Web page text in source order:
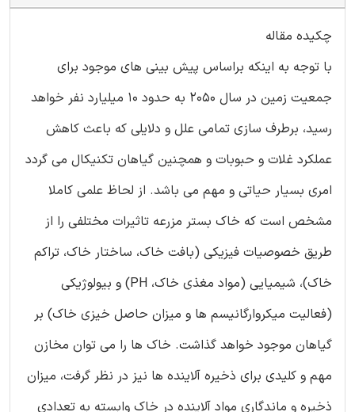
چکیده مقاله
با توجه به اینکه براساس پیش بینی های موجود برای
جمعیت زمین در سال 2050 به حدود 10 میلیارد نفر خواهد
رسید، برطرف سازی تمامی علل و دلایلی که باعث کاهش
عملکرد غلات و حبوبات و همچنین گیاهان تکنیکال می گردد
امری بسیار حیاتی و مهم می باشد. از لحاظ علمی کاملا
مشخص است که خاک بستر مزرعه تاثیرات مختلفی را از
طریق خصوصیات فیزیکی (بافت خاک، ساختار خاک، تراکم
خاک)، شیمیایی (مواد مغذی خاک، PH) و بیولوژیکی
(فعالیت میکروارگانیسم ها و میزان حاصل خیزی خاک) بر
گیاهان موجود خواهد گذاشت. خاک ها را می توان مخازن
مهم و کلیدی برای ذخیره آلاینده ها نیز در نظر گرفت، میزان
ذخیره و ماندگاری مواد آلاینده در خاک وابسته به تعدادی